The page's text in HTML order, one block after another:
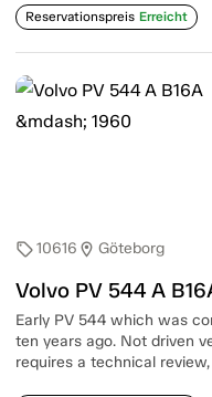
Reservationspreis Erreicht
sell10616 location_on Göteborg
Volvo PV 544 A
Early PV 544 which was
ten years ago. Not driven
requires a technical